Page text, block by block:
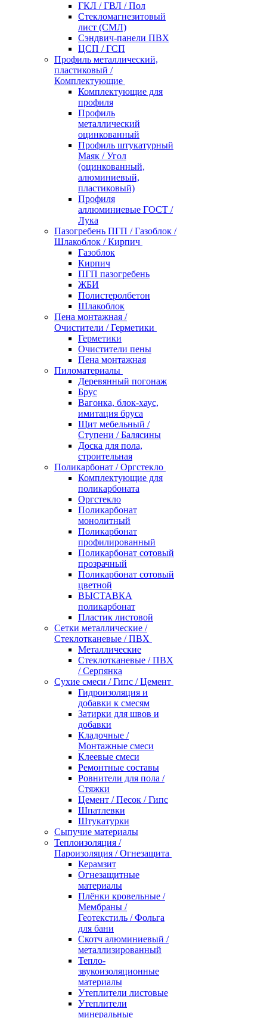
ГКЛ / ГВЛ / Пол
Стекломагнезитовый
лист (СМЛ)
Сэндвич-панели ПВХ
ЦСП / ГСП
Профиль металлический,
пластиковый /
Комплектующие
Комплектующие для
профиля
Профиль
металлический
оцинкованный
Профиль штукатурный
Маяк / Угол
(оцинкованный,
алюминиевый,
пластиковый)
Профиля
аллюминиевые ГОСТ /
Лука
Пазогребень ПГП / Газоблок /
Шлакоблок / Кирпич
Газоблок
Кирпич
ПГП пазогребень
ЖБИ
Полистеролбетон
Шлакоблок
Пена монтажная /
Очистители / Герметики
Герметики
Очистители пены
Пена монтажная
Пиломатериалы
Деревянный погонаж
Брус
Вагонка, блок-хаус,
имитация бруса
Щит мебельный /
Ступени / Балясины
Доска для пола,
строительная
Поликарбонат / Оргстекло
Комплектующие для
поликарбоната
Оргстекло
Поликарбонат
монолитный
Поликарбонат
профилированный
Поликарбонат сотовый
прозрачный
Поликарбонат сотовый
цветной
ВЫСТАВКА
поликарбонат
Пластик листовой
Сетки металлические /
Стеклотканевые / ПВХ
Металлические
Стеклотканевые / ПВХ
/ Серпянка
Сухие смеси / Гипс / Цемент
Гидроизоляция и
добавки к смесям
Затирки для швов и
добавки
Кладочные /
Монтажные смеси
Клеевые смеси
Ремонтные составы
Ровнители для пола /
Стяжки
Цемент / Песок / Гипс
Шпатлевки
Штукатурки
Сыпучие материалы
Теплоизоляция /
Пароизоляция / Огнезащита
Керамзит
Огнезащитные
материалы
Плёнки кровельные /
Мембраны /
Геотекстиль / Фольга
для бани
Скотч алюминиевый /
металлизированный
Тепло-
звукоизоляционные
материалы
Утеплители листовые
Утеплители
минеральные